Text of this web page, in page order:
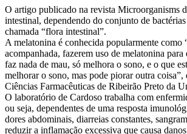
O artigo publicado na revista Microorganisms
intestinal, dependendo do conjunto de
chamada “flora intestinal”.
A melatonina é conhecida popularmente como
acompanhada, fazerem uso de melatonina
faz nada de mau, só melhora o sono, e o que
melhorar o sono, mas pode piorar outra
Ciências Farmacêuticas de Ribeirão Preto da
O laboratório de Cardoso trabalha com
ou seja, dependentes de uma resposta
dores abdominais, diarreias constantes,
reduzir a inflamação excessiva que causa